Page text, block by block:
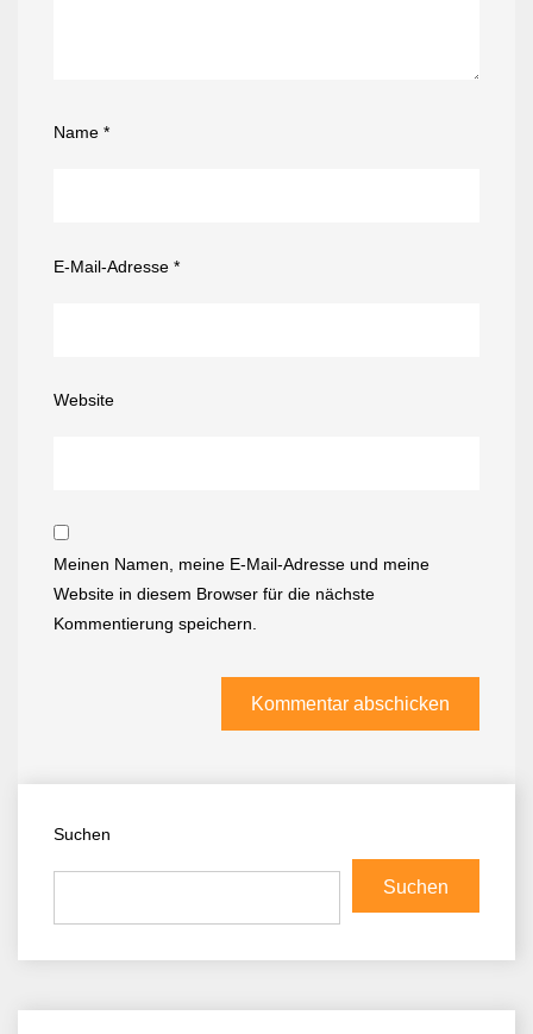
Name *
E-Mail-Adresse *
Website
Meinen Namen, meine E-Mail-Adresse und meine
Website in diesem Browser für die nächste
Kommentierung speichern.
Suchen
Suchen